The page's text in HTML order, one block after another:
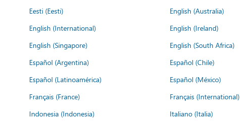
Eesti (Eesti) English (Australia)
English (International) English (Ireland)
English (Singapore) English (South Africa)
Español (Argentina) Español (Chile)
Español (Latinoamérica) Español (México)
Français (France) Français (International)
Indonesia (Indonesia) Italiano (Italia)